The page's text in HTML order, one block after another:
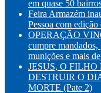
em quase 50
Feira Armazém
Pessoa com
OPERAÇÃO
cumpre mandados,
munições e mais
JESUS, O
DESTRUIR O
MORTE (Pate 2)